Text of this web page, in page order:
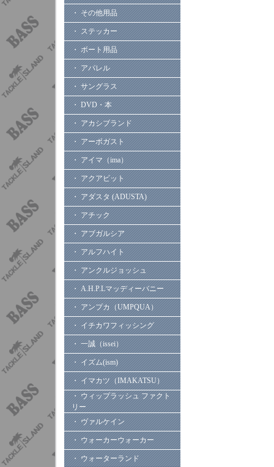
・ その他用品
・ ステッカー
・ ボート用品
・ アパレル
・ サングラス
・ DVD・本
・ アカシブランド
・ アーボガスト
・ アイマ（ima）
・ アクアビット
・ アダスタ (ADUSTA)
・ アチック
・ アブガルシア
・ アルフハイト
・ アンクルジョッシュ
・ A.H.P.Lマッディーバニー
・ アンプカ（UMPQUA）
・ イチカワフィッシング
・ 一誠（issei）
・ イズム(ism)
・ イマカツ（IMAKATSU）
・ ウィップラッシュ ファクト
リー
・ ヴァルケイン
・ ウォーカーウォーカー
・ ウォーターランド